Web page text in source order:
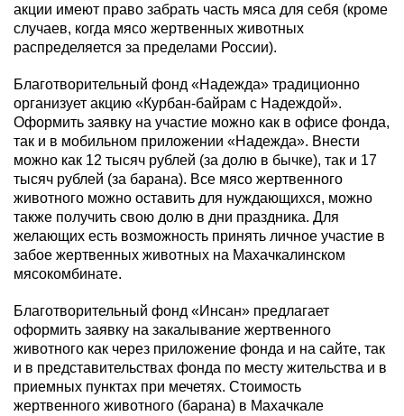
акции имеют право забрать часть мяса для себя (кроме
случаев, когда мясо жертвенных животных
распределяется за пределами России).
Благотворительный фонд «Надежда» традиционно
организует акцию «Курбан-байрам с Надеждой».
Оформить заявку на участие можно как в офисе фонда,
так и в мобильном приложении «Надежда». Внести
можно как 12 тысяч рублей (за долю в бычке), так и 17
тысяч рублей (за барана). Все мясо жертвенного
животного можно оставить для нуждающихся, можно
также получить свою долю в дни праздника. Для
желающих есть возможность принять личное участие в
забое жертвенных животных на Махачкалинском
мясокомбинате.
Благотворительный фонд «Инсан» предлагает
оформить заявку на закалывание жертвенного
животного как через приложение фонда и на сайте, так
и в представительствах фонда по месту жительства и в
приемных пунктах при мечетях. Стоимость
жертвенного животного (барана) в Махачкале